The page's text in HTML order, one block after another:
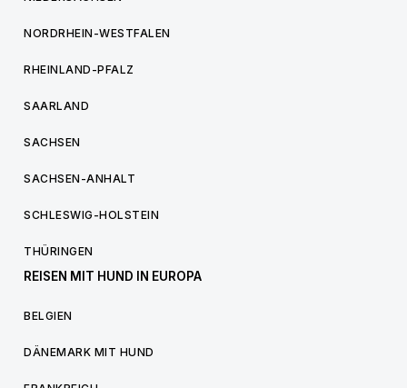
NORDRHEIN-WESTFALEN
RHEINLAND-PFALZ
SAARLAND
SACHSEN
SACHSEN-ANHALT
SCHLESWIG-HOLSTEIN
THÜRINGEN
REISEN MIT HUND IN EUROPA
BELGIEN
DÄNEMARK MIT HUND